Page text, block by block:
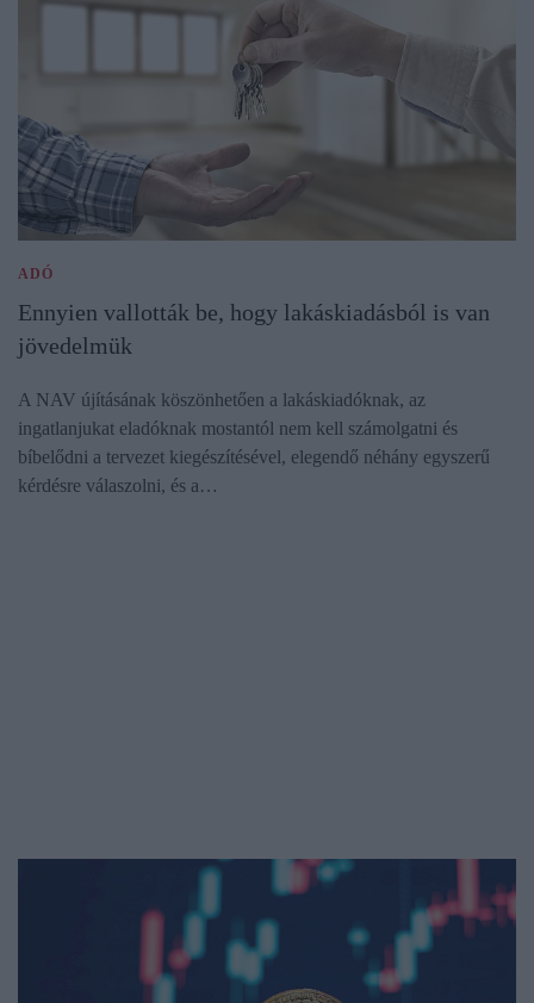
ADÓ
Ennyien vallották be, hogy lakáskiadásból is van
jövedelmük
A NAV újításának köszönhetően a lakáskiadóknak, az
ingatlanjukat eladóknak mostantól nem kell számolgatni és
bíbelődni a tervezet kiegészítésével, elegendő néhány egyszerű
kérdésre válaszolni, és a…